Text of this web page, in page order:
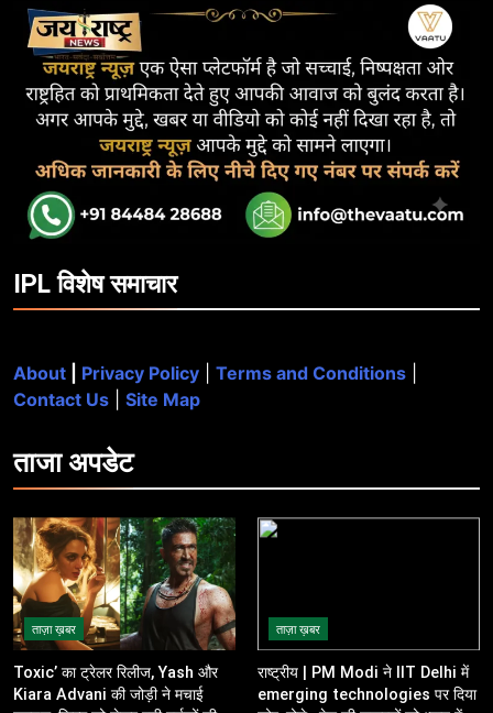
IPL विशेष समाचार
About Privacy Policy Terms and Conditions
Contact Us
Site Map
ताजाअपडेट
ताज़ा ख़बर
Toxic’ का ट्रेलर रिलीज, Yash और
Kiara Advani की जोड़ी ने मचाई
ताज़ा ख़बर
राष्ट्रीय | PM Modi ने IIT Delhi में
emerging technologies पर दिया